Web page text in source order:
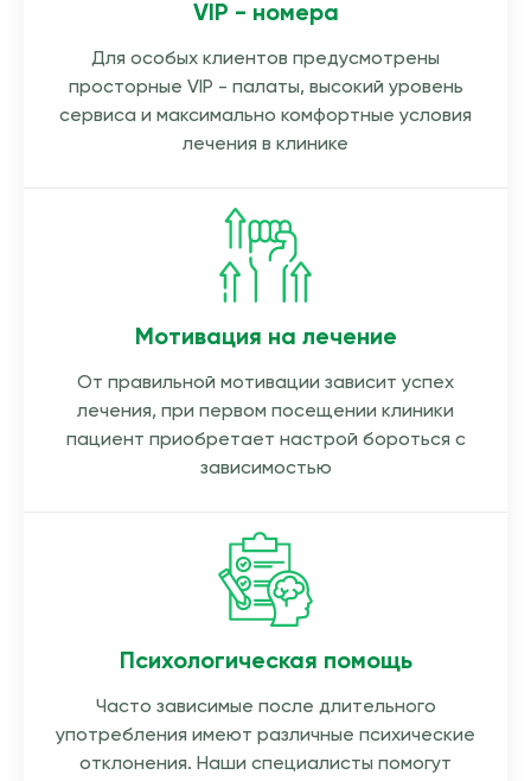
VIP - номера
Для особых клиентов предусмотрены
просторные VIP - палаты, высокий уровень
сервиса и максимально комфортные условия
лечения в клинике
Мотивация на лечение
От правильной мотивации зависит успех
лечения, при первом посещении клиники
пациент приобретает настрой бороться с
зависимостью
Психологическая помощь
Часто зависимые после длительного
употребления имеют различные психические
отклонения. Наши специалисты помогут